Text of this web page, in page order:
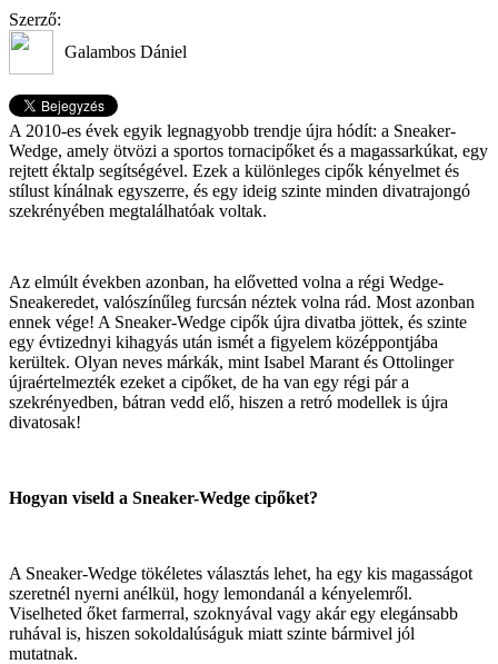
Szerző:
Galambos Dániel
A 2010-es évek egyik legnagyobb trendje újra hódít: a Sneaker-
Wedge, amely ötvözi a sportos tornacipőket és a magassarkúkat, egy
rejtett éktalp segítségével. Ezek a különleges cipők kényelmet és
stílust kínálnak egyszerre, és egy ideig szinte minden divatrajongó
szekrényében megtalálhatóak voltak.
Az elmúlt években azonban, ha elővetted volna a régi Wedge-
Sneakeredet, valószínűleg furcsán néztek volna rád. Most azonban
ennek vége! A Sneaker-Wedge cipők újra divatba jöttek, és szinte
egy évtizednyi kihagyás után ismét a figyelem középpontjába
kerültek. Olyan neves márkák, mint Isabel Marant és Ottolinger
újraértelmezték ezeket a cipőket, de ha van egy régi pár a
szekrényedben, bátran vedd elő, hiszen a retró modellek is újra
divatosak!
Hogyan viseld a Sneaker-Wedge cipőket?
A Sneaker-Wedge tökéletes választás lehet, ha egy kis magasságot
szeretnél nyerni anélkül, hogy lemondanál a kényelemről.
Viselheted őket farmerral, szoknyával vagy akár egy elegánsabb
ruhával is, hiszen sokoldalúságuk miatt szinte bármivel jól
mutatnak.